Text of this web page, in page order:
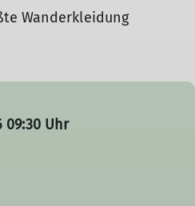
Wanderkleidung
09:30 Uhr